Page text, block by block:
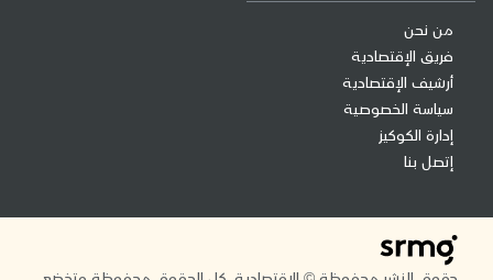
من نحن
فريق الإقتصادية
أرشيف الإقتصادية
سياسة الخصوصية
إدارة الكوكيز
إتصل بنا